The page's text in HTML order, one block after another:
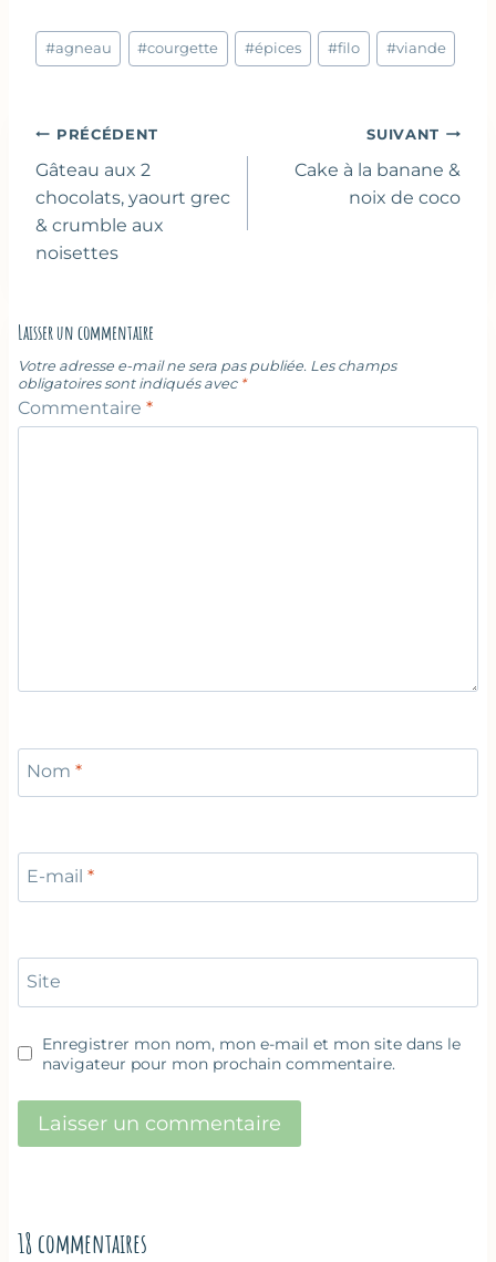
Étiquettes
de
#agneau #courgette #épices #filo #viande
Navigation
de
l’article
PRÉCÉDENT
Gâteau aux 2
chocolats, yaourt grec
& crumble aux
noisettes
SUIVANT
Cake à la banane &
noix de coco
Laisser un commentaire
Votre adresse e-mail ne sera pas publiée. Les champs
obligatoires sont indiqués avec *
Commentaire *
Nom *
E-mail *
Site
Enregistrer mon nom, mon e-mail et mon site dans le
navigateur pour mon prochain commentaire.
18 commentaires